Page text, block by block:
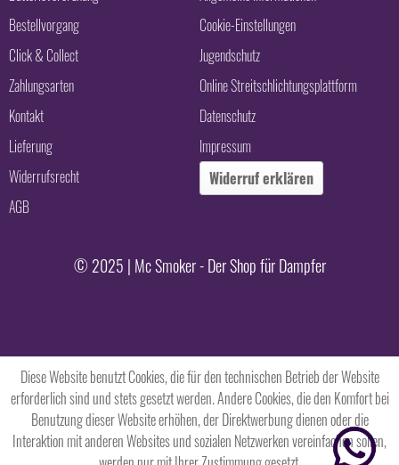
Bestellvorgang
Click & Collect
Zahlungsarten
Kontakt
Lieferung
Widerrufsrecht
AGB
Cookie-Einstellungen
Jugendschutz
Online Streitschlichtungsplattform
Datenschutz
Impressum
Widerruf erklären
© 2025 | Mc Smoker - Der Shop für Dampfer
Diese Website benutzt Cookies, die für den technischen Betrieb der Website
erforderlich sind und stets gesetzt werden. Andere Cookies, die den Komfort bei
Benutzung dieser Website erhöhen, der Direktwerbung dienen oder die
Interaktion mit anderen Websites und sozialen Netzwerken vereinfachen sollen,